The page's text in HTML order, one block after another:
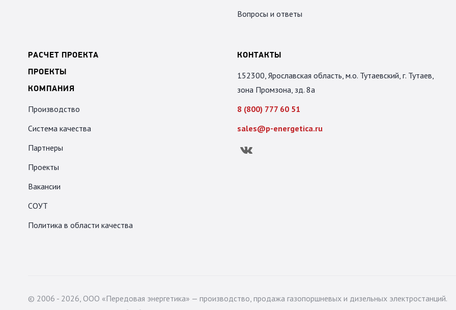
Вопросы и ответы
РАСЧЕТ ПРОЕКТА
ПРОЕКТЫ
КОМПАНИЯ
Производство
Система качества
Партнеры
Проекты
Вакансии
СОУТ
Политика в области качества
КОНТАКТЫ
152300, Ярославская область, м.о. Тутаевский, г. Тутаев,
зона Промзона, зд. 8а
8 (800) 777 60 51
sales@p-energetica.ru
© 2006 - 2026, ООО «Передовая энергетика» — производство, продажа газопоршневых и дизельных электростанций.